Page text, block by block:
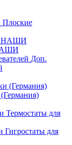
Плоские
Доп.
Термостаты для
Гигростаты для